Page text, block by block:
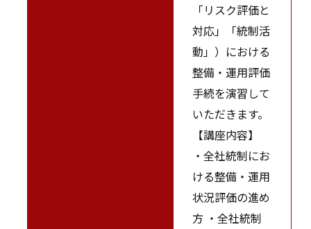
「リスク評価と
対応」「統制活
動」）における
整備・運用評価
手続を演習して
いただきます。
【講座内容】
・全社統制にお
ける整備・運用
状況評価の進め
方 ・全社統制